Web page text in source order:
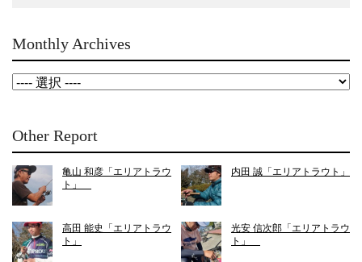
Monthly Archives
Other Report
亀山 和彦「エリアトラウ
ト」
内田 誠「エリアトラウト」
高田 能史「エリアトラウ
ト」
光安 信次郎「エリアトラウ
ト」